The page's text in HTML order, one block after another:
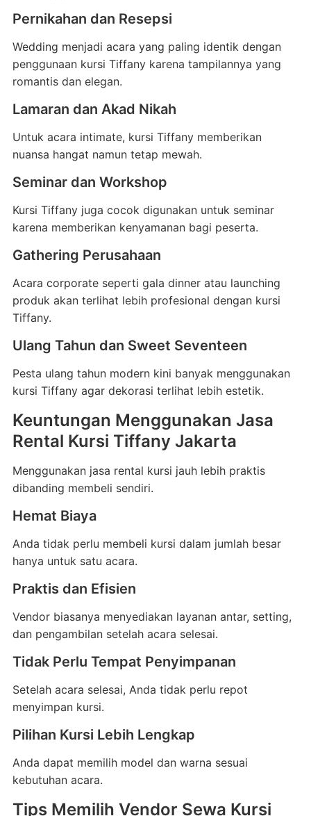
Pernikahan dan Resepsi
Wedding menjadi acara yang paling identik dengan
penggunaan kursi Tiffany karena tampilannya yang
romantis dan elegan.
Lamaran dan Akad Nikah
Untuk acara intimate, kursi Tiffany memberikan
nuansa hangat namun tetap mewah.
Seminar dan Workshop
Kursi Tiffany juga cocok digunakan untuk seminar
karena memberikan kenyamanan bagi peserta.
Gathering Perusahaan
Acara corporate seperti gala dinner atau launching
produk akan terlihat lebih profesional dengan kursi
Tiffany.
Ulang Tahun dan Sweet Seventeen
Pesta ulang tahun modern kini banyak menggunakan
kursi Tiffany agar dekorasi terlihat lebih estetik.
Keuntungan Menggunakan Jasa
Rental Kursi Tiffany Jakarta
Menggunakan jasa rental kursi jauh lebih praktis
dibanding membeli sendiri.
Hemat Biaya
Anda tidak perlu membeli kursi dalam jumlah besar
hanya untuk satu acara.
Praktis dan Efisien
Vendor biasanya menyediakan layanan antar, setting,
dan pengambilan setelah acara selesai.
Tidak Perlu Tempat Penyimpanan
Setelah acara selesai, Anda tidak perlu repot
menyimpan kursi.
Pilihan Kursi Lebih Lengkap
Anda dapat memilih model dan warna sesuai
kebutuhan acara.
Tips Memilih Vendor Sewa Kursi